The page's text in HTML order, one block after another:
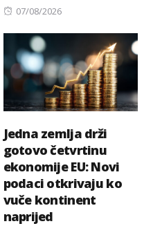
Posted
07/08/2026
Jedna zemlja drži
gotovo četvrtinu
ekonomije EU: Novi
podaci otkrivaju ko
vuče kontinent
naprijed